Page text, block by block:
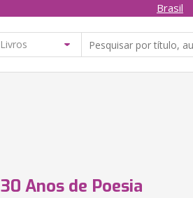
Brasil
30 Anos de Poesia